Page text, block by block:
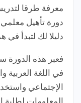
معرفة طرقا
دورة تأهيل معلمي
دليلا لك لتبدأ في
فعبر هذه الدورة
في اللغة
الإجتماعي